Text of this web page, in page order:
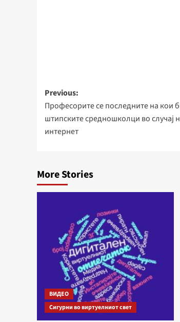
Post
navigation
Previous:
Професорите се последните на кои
штипските средношколци во случај
интернет
More Stories
ВИДЕО
Сигурни во виртуелниот свет